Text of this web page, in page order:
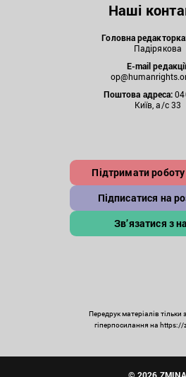
Наші
Головна
Падірякова
E-mail
Поштова адреса:
Київ, а/с 33
Підтримати роботу
Підписатися на
Зв’язатися з
Передрук матеріалів тільки
гіперпосилання на